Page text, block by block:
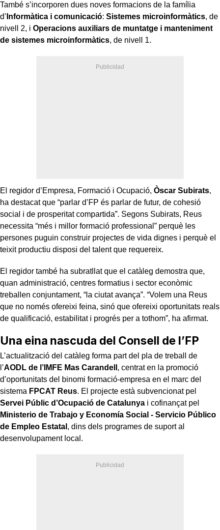
També s’incorporen dues noves formacions de la família
d’ Informàtica i comunicació: Sistemes microinformàtics, de
nivell 2, i Operacions auxiliars de muntatge i manteniment
de sistemes microinformàtics, de nivell 1.
El regidor d’Empresa, Formació i Ocupació, Òscar Subirats,
ha destacat que “parlar d’FP és parlar de futur, de cohesió
social i de prosperitat compartida”. Segons Subirats, Reus
necessita “més i millor formació professional” perquè les
persones puguin construir projectes de vida dignes i perquè el
teixit productiu disposi del talent que requereix.
El regidor també ha subratllat que el catàleg demostra que,
quan administració, centres formatius i sector econòmic
treballen conjuntament, “la ciutat avança”. “Volem una Reus
que no només ofereixi feina, sinó que ofereixi oportunitats reals
de qualificació, estabilitat i progrés per a tothom”, ha afirmat.
Una eina nascuda del Consell de l’FP
L’actualització del catàleg forma part del pla de treball de
l’AODL de l’IMFE Mas Carandell , centrat en la promoció
d’oportunitats del binomi formació-empresa en el marc del
sistema FPCAT Reus. El projecte està subvencionat pel
Servei Públic d’Ocupació de Catalunya i cofinançat pel
Ministerio de Trabajo y Economía Social - Servicio Público
de Empleo Estatal , dins dels programes de suport al
desenvolupament local.